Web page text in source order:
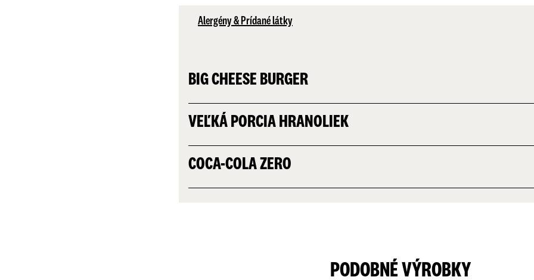
Alergény & Prídané látky
BIG CHEESE BURGER
VEĽKÁ PORCIA HRANOLIEK
COCA-COLA ZERO
PODOBNÉ VÝROBKY